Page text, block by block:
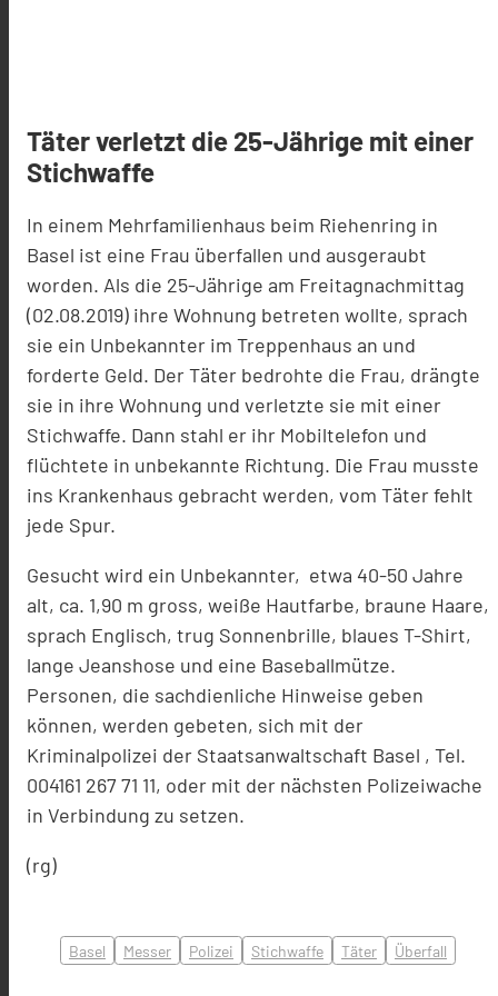
Täter verletzt die 25-Jährige mit einer
Stichwaffe
In einem Mehrfamilienhaus beim Riehenring in
Basel ist eine Frau überfallen und ausgeraubt
worden. Als die 25-Jährige am Freitagnachmittag
(02.08.2019) ihre Wohnung betreten wollte, sprach
sie ein Unbekannter im Treppenhaus an und
forderte Geld. Der Täter bedrohte die Frau, drängte
sie in ihre Wohnung und verletzte sie mit einer
Stichwaffe. Dann stahl er ihr Mobiltelefon und
flüchtete in unbekannte Richtung. Die Frau musste
ins Krankenhaus gebracht werden, vom Täter fehlt
jede Spur.
Gesucht wird ein Unbekannter, etwa 40-50 Jahre
alt, ca. 1,90 m gross, weiße Hautfarbe, braune Haare,
sprach Englisch, trug Sonnenbrille, blaues T-Shirt,
lange Jeanshose und eine Baseballmütze.
Personen, die sachdienliche Hinweise geben
können, werden gebeten, sich mit der
Kriminalpolizei der Staatsanwaltschaft Basel , Tel.
004161 267 71 11, oder mit der nächsten Polizeiwache
in Verbindung zu setzen.
(rg)
Basel Messer Polizei Stichwaffe Täter Überfall